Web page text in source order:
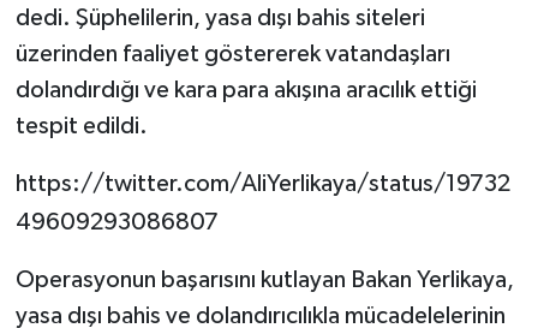
dedi. Şüphelilerin, yasa dışı bahis siteleri
üzerinden faaliyet göstererek vatandaşları
dolandırdığı ve kara para akışına aracılık ettiği
tespit edildi.
https://twitter.com/AliYerlikaya/status/19732
49609293086807
Operasyonun başarısını kutlayan Bakan Yerlikaya,
yasa dışı bahis ve dolandırıcılıkla mücadelelerinin